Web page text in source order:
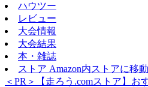
ハウツー
レビュー
大会情報
大会結果
本・雑誌
ストア Amazon内ストアに移
＜PR＞【走ろう.comストア】お